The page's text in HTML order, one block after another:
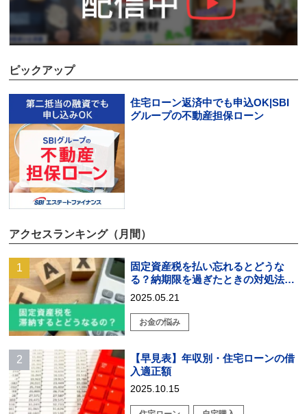
ピックアップ
住宅ローン返済中でも申込OK|SBI
グループの不動産担保ローン
アクセスランキング（月間）
固定資産税を払い忘れるとどうな
る？納期限を過ぎたときの対処法を
解説
2025.05.21
お金の悩み
【早見表】年収別・住宅ローンの借
入適正額
2025.10.15